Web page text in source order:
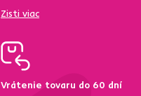
Zisti viac
Vrátenie tovaru do 60 dní